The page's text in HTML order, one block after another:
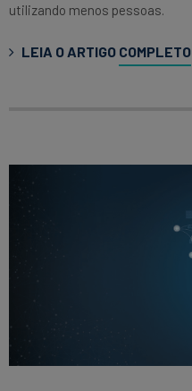
utilizando menos pessoas.
LEIA O ARTIGO COMPLETO